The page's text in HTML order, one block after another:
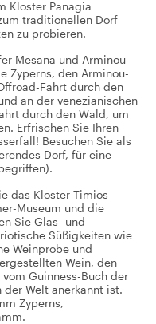
Kloster Panagia
traditionellen Dorf
zu probieren.
Mesana und Arminou
Zyperns, den Arminou-
Fahrt durch den
an der venezianischen
durch den Wald, um
Erfrischen Sie Ihren
Besuchen Sie als
Dorf, für eine
das Kloster Timios
Museum und die
Sie Glas- und
Süßigkeiten wie
Weinprobe und
Wein, den
Guinness-Buch der
der Welt anerkannt ist.
Zyperns,